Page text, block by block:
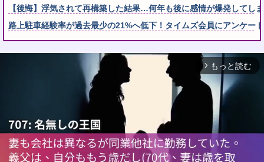
【後悔】浮気されて再構築した結果…何年も後に感情が爆発してし
路上駐車経験率が過去最少の21%へ低下！タイムズ会員にアンケート
arrow_forward_ios もっと読む